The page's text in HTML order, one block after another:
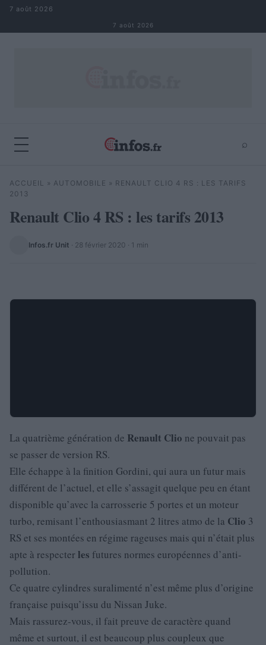
Aller au contenu
7 août 2026
7 août 2026
⌕
Rechercher ⌕ ×
ACCUEIL » AUTOMOBILE » RENAULT CLIO 4 RS : LES TARIFS
2013
Renault Clio 4 RS : les tarifs 2013
Infos.fr Unit · 28 février 2020 · 1 min
La quatrième génération de Renault Clio ne pouvait pas
se passer de version RS.
Elle échappe à la finition Gordini, qui aura un futur mais
différent de l’actuel, et elle s’assagit quelque peu en étant
disponible qu’avec la carrosserie 5 portes et un moteur
turbo, remisant l’enthousiasmant 2 litres atmo de la Clio 3
RS et ses montées en régime rageuses mais qui n’était plus
apte à respecterles futures normes européennes d’anti-
pollution.
Ce quatre cylindres suralimenté n’est même plus d’origine
française puisqu’issu du Nissan Juke.
Mais rassurez-vous, il fait preuve de caractère quand
même et surtout, il est beaucoup plus coupleux que